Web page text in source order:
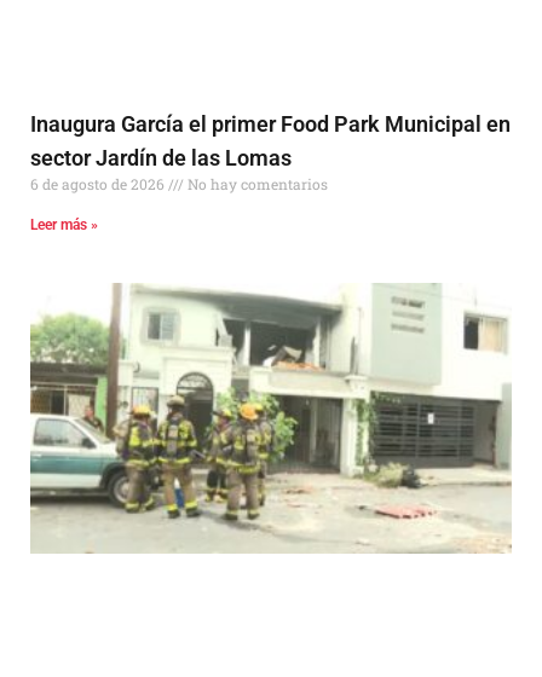
Inaugura García el primer Food Park Municipal en
sector Jardín de las Lomas
6 de agosto de 2026 No hay comentarios
Leer más »